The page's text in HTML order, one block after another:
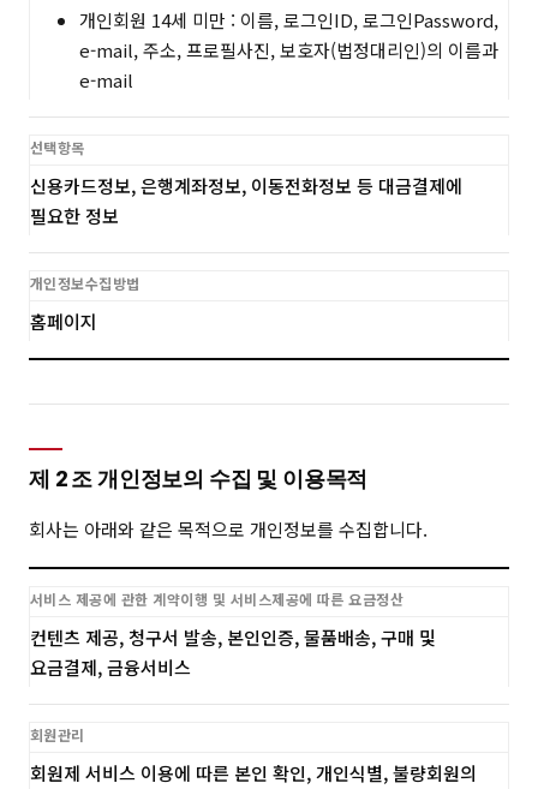
개인회원 14세 미만 : 이름, 로그인ID, 로그인Password,
e-mail, 주소, 프로필사진, 보호자(법정대리인)의 이름과
e-mail
선택항목
신용카드정보, 은행계좌정보, 이동전화정보 등 대금결제에
필요한 정보
개인정보수집방법
홈페이지
제 2 조 개인정보의 수집 및 이용목적
회사는 아래와 같은 목적으로 개인정보를 수집합니다.
서비스 제공에 관한 계약이행 및 서비스제공에 따른 요금정산
컨텐츠 제공, 청구서 발송, 본인인증, 물품배송, 구매 및
요금결제, 금융서비스
회원관리
회원제 서비스 이용에 따른 본인 확인, 개인식별, 불량회원의